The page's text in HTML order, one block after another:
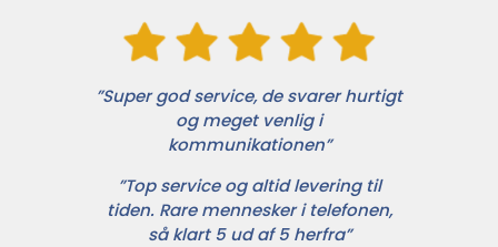
”Super god service, de svarer hurtigt
og meget venlig i
kommunikationen”
”Top service og altid levering til
tiden. Rare mennesker i telefonen,
så klart 5 ud af 5 herfra”